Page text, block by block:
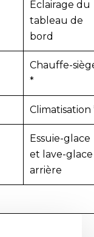
Éclairage du
tableau de
bord
Chauffe-
*
Climatisation
Essuie-glace
et lave-glace
arrière